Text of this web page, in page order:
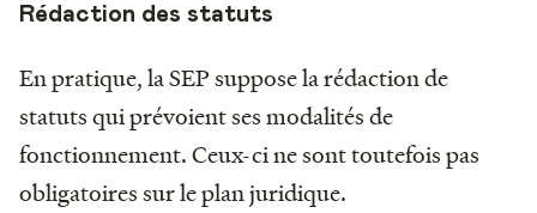
Rédaction des statuts
En pratique, la SEP suppose la rédaction de
statuts qui prévoient ses modalités de
fonctionnement. Ceux-ci ne sont toutefois pas
obligatoires sur le plan juridique.